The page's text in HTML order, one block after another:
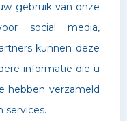
Boldr Digital Agency
gebruik van onze
social media,
kunnen deze
informatie die u
hebben verzameld
services.